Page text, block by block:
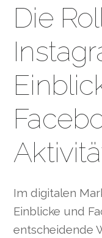
Die
Im digitalen
Einblicke und
entscheidende